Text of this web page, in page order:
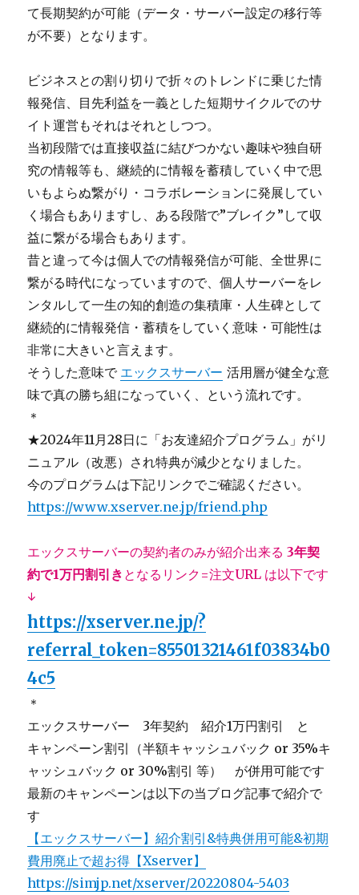
て長期契約が可能（データ・サーバー設定の移行等
が不要）となります。
ビジネスとの割り切りで折々のトレンドに乗じた情
報発信、目先利益を一義とした短期サイクルでのサ
イト運営もそれはそれとしつつ。
当初段階では直接収益に結びつかない趣味や独自研
究の情報等も、継続的に情報を蓄積していく中で思
いもよらぬ繋がり・コラボレーションに発展してい
く場合もありますし、ある段階で”ブレイク”して収
益に繋がる場合もあります。
昔と違って今は個人での情報発信が可能、全世界に
繋がる時代になっていますので、個人サーバーをレ
ンタルして一生の知的創造の集積庫・人生碑として
継続的に情報発信・蓄積をしていく意味・可能性は
非常に大きいと言えます。
そうした意味で エックスサーバー 活用層が健全な意
味で真の勝ち組になっていく、という流れです。
＊
★2024年11月28日に「お友達紹介プログラム」がリ
ニュアル（改悪）され特典が減少となりました。
今のプログラムは下記リンクでご確認ください。
https://www.xserver.ne.jp/friend.php
エックスサーバーの契約者のみが紹介出来る3年契
約で1万円割引き となるリンク=注文URL は以下です
↓
https://xserver.ne.jp/?
referral_token=85501321461f03834b0
4c5
＊
エックスサーバー 3年契約 紹介1万円割引 と
キャンペーン割引（半額キャッシュバック or 35%キ
ャッシュバック or 30%割引 等） が併用可能です
最新のキャンペーンは以下の当ブログ記事で紹介で
す
【エックスサーバー】紹介割引&特典併用可能&初期
費用廃止で超お得【Xserver】
https://simjp.net/xserver/20220804-5403